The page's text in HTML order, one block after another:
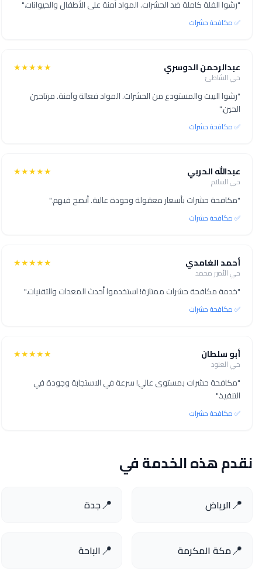
"رشوا الفلة كاملة ضد الحشرات. المواد آمنة على الأطفال والحيوانات."
✅ مكافحة حشرات
عبدالرحمن الدوسري
حي الشاطئ
★★★★★
"رشوا البيت والمستودع من الحشرات. المواد فعالة وآمنة. مرتاحين
الحين."
✅ مكافحة حشرات
عبدالله الحربي
حي السلام
★★★★★
"مكافحة حشرات بأسعار معقولة وجودة عالية. أنصح فيهم."
✅ مكافحة حشرات
أحمد الغامدي
حي الأمير محمد
★★★★★
"خدمة مكافحة حشرات ممتازة! استخدموا أحدث المعدات والتقنيات."
✅ مكافحة حشرات
أبو سلطان
حي العنود
★★★★★
"مكافحة حشرات بمستوى عالي! سرعة في الاستجابة وجودة في
التنفيذ."
✅ مكافحة حشرات
نقدم هذه الخدمة في
📍الرياض 📍جدة
📍مكة المكرمة 📍الباحة